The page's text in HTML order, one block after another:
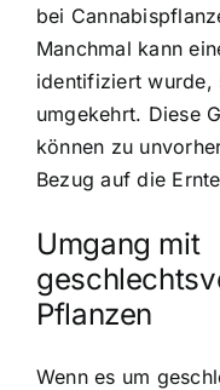
bei
Manchmal kann
identifiziert wurde,
umgekehrt. Diese
können zu
Bezug auf die
Umgang mit
Pflanzen
Wenn es um